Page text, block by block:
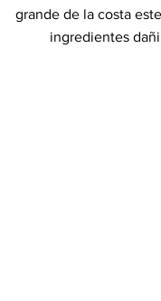
grande de la costa
ingredientes